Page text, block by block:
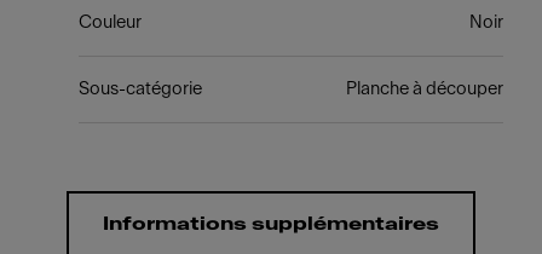
Couleur Noir
Sous-catégorie Planche à découper
Informations supplémentaires